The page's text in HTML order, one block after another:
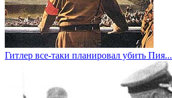
Гитлер все-таки планировал убить Пия...